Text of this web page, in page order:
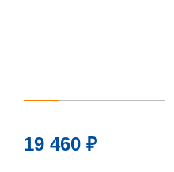
19 460 ₽